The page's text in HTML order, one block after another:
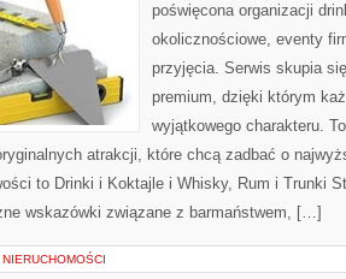
poświęcona organizacji
okolicznościowe, eventy
przyjęcia. Serwis skupia
premium, dzięki którym
wyjątkowego charakteru.
atrakcji, które chcą zadbać o
to Drinki i Koktajle i Whisky, Rum i Trunki
wskazówki związane z barmaństwem, […]
NIERUCHOMOŚCI